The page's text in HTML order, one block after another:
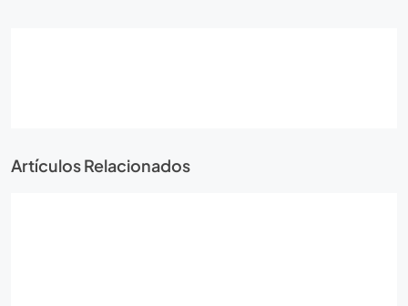
Artículos Relacionados